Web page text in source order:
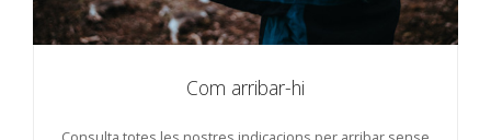
Com arribar-hi